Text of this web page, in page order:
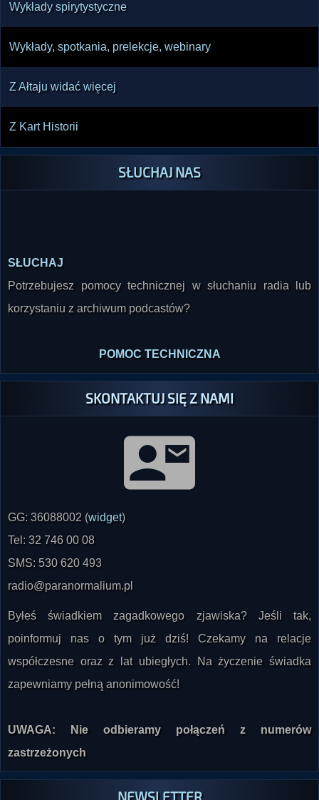
Wykłady spirytystyczne
Wykłady, spotkania, prelekcje, webinary
Z Ałtaju widać więcej
Z Kart Historii
SŁUCHAJ NAS
Potrzebujesz pomocy technicznej w słuchaniu radia lub
korzystaniu z archiwum podcastów?
SKONTAKTUJ SIĘ Z NAMI
)
Tel: 32 746 00 08
SMS: 530 620 493
radio@paranormalium.pl
Byłeś świadkiem zagadkowego zjawiska? Jeśli tak,
poinformuj nas o tym już dziś! Czekamy na relacje
współczesne oraz z lat ubiegłych. Na życzenie świadka
zapewniamy pełną anonimowość!
zastrzeżonych
NEWSLETTER